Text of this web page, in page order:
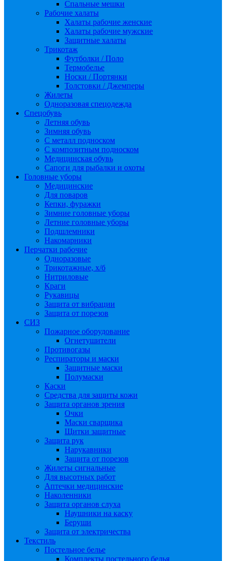
Спальные мешки
Рабочие халаты
Халаты рабочие женские
Халаты рабочие мужские
Защитные халаты
Трикотаж
Футболки / Поло
Термобелье
Носки / Портянки
Толстовки / Джемперы
Жилеты
Одноразовая спецодежда
Спецобувь
Летняя обувь
Зимняя обувь
С металл подноском
С композитным подноском
Медицинская обувь
Сапоги для рыбалки и охоты
Головные уборы
Медицинские
Для поваров
Кепки, фуражки
Зимние головные уборы
Летние головные уборы
Подшлемники
Накомарники
Перчатки рабочие
Одноразовые
Трикотажные, х/б
Нитриловые
Краги
Рукавицы
Защита от вибрации
Защита от порезов
СИЗ
Пожарное оборудование
Огнетушители
Противогазы
Респираторы и маски
Защитные маски
Полумаски
Каски
Средства для защиты кожи
Защита органов зрения
Очки
Маски сварщика
Щитки защитные
Защита рук
Нарукавники
Защита от порезов
Жилеты сигнальные
Для высотных работ
Аптечки медицинские
Наколенники
Защита органов слуха
Наушники на каску
Беруши
Защита от электричества
Текстиль
Постельное белье
Комплекты постельного белья